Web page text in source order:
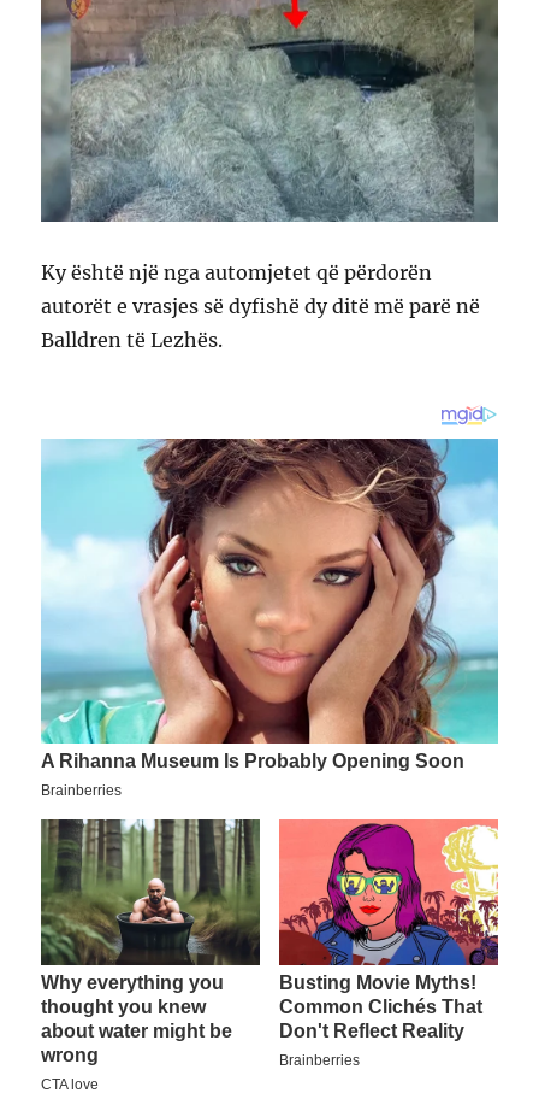
Ky është një nga automjetet që përdorën
autorët e vrasjes së dyfishë dy ditë më parë në
Balldren të Lezhës.